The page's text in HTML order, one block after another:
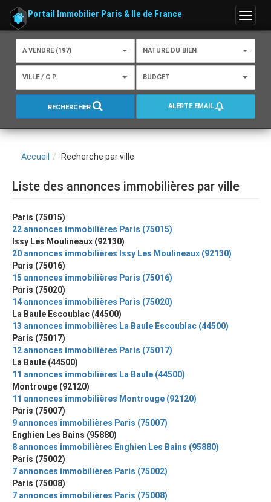
Menu
Portail Immobilier Paris & Ile de France
A VENDRE (197) NATURE DU BIEN
VILLE / C.P. BUDGET
RECHERCHER ALERTE EMAIL
Accueil Recherche par ville
Liste des annonces immobilières par ville
Paris (75015)
22 annonces immobilières Paris (75015)
Issy Les Moulineaux (92130)
20 annonces immobilières Issy Les Moulineaux (92130)
Paris (75016)
15 annonces immobilières Paris (75016)
Paris (75020)
14 annonces immobilières Paris (75020)
La Baule Escoublac (44500)
13 annonces immobilières La Baule Escoublac (44500)
Paris (75017)
12 annonces immobilières Paris (75017)
La Baule (44500)
11 annonces immobilières La Baule (44500)
Montrouge (92120)
11 annonces immobilières Montrouge (92120)
Paris (75007)
9 annonces immobilières Paris (75007)
Enghien Les Bains (95880)
8 annonces immobilières Enghien Les Bains (95880)
Paris (75002)
7 annonces immobilières Paris (75002)
Paris (75008)
7 annonces immobilières Paris (75008)